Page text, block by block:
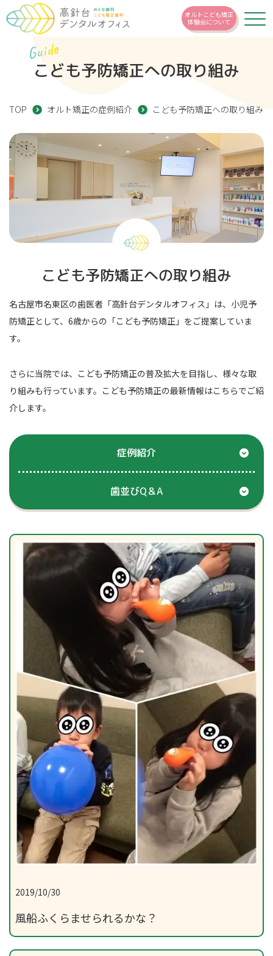
オルトこども矯正
体験会について
Guide
こども予防矯正への取り組み
TOP オルト矯正の症例紹介 こども予防矯正への取り組み
こども予防矯正への取り組み
名古屋市名東区の歯医者「高針台デンタルオフィス」は、小児予
防矯正として、6歳からの「こども予防矯正」をご提案していま
す。
さらに当院では、こども予防矯正の普及拡大を目指し、様々な取
り組みも行っています。こども予防矯正の最新情報はこちらでご紹
介します。
症例紹介
歯並びQ＆A
2019/10/30
風船ふくらませられるかな？